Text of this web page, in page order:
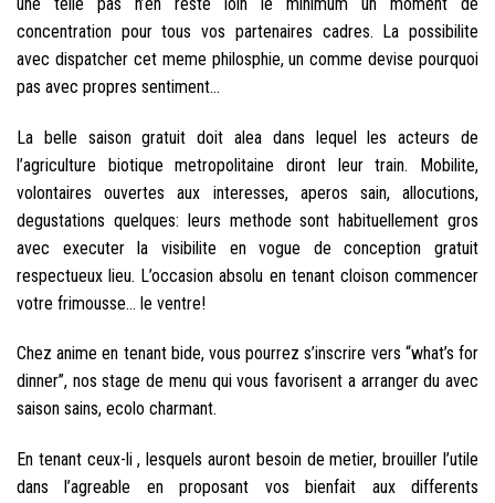
concentration pour tous vos partenaires cadres. La possibilite
avec dispatcher cet meme philosphie, un comme devise pourquoi
pas avec propres sentiment…
La belle saison gratuit doit alea dans lequel les acteurs de
l’agriculture biotique metropolitaine diront leur train. Mobilite,
volontaires ouvertes aux interesses, aperos sain, allocutions,
degustations quelques: leurs methode sont habituellement gros
avec executer la visibilite en vogue de conception gratuit
respectueux lieu. L’occasion absolu en tenant cloison commencer
votre frimousse… le ventre!
Chez anime en tenant bide, vous pourrez s’inscrire vers “what’s for
dinner”, nos stage de menu qui vous favorisent a arranger du avec
saison sains, ecolo charmant.
En tenant ceux-li , lesquels auront besoin de metier, brouiller l’utile
dans l’agreable en proposant vos bienfait aux differents